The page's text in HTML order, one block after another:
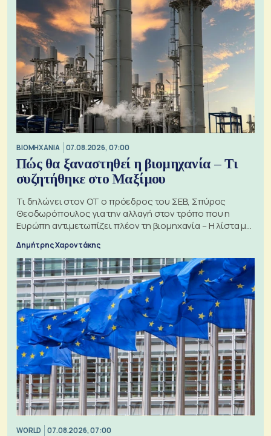
ΒΙΟΜΗΧΑΝΙΑ 07.08.2026, 07:00
Πώς θα ξαναστηθεί η βιομηχανία – Τι
συζητήθηκε στο Μαξίμου
Τι δηλώνει στον ΟΤ ο πρόεδρος του ΣΕΒ, Σπύρος
Θεοδωρόπουλος για την αλλαγή στον τρόπο που η
Ευρώπη αντιμετωπίζει πλέον τη βιομηχανία – Η λίστα με
Δημήτρης Χαροντάκης
WORLD 07.08.2026, 07:00